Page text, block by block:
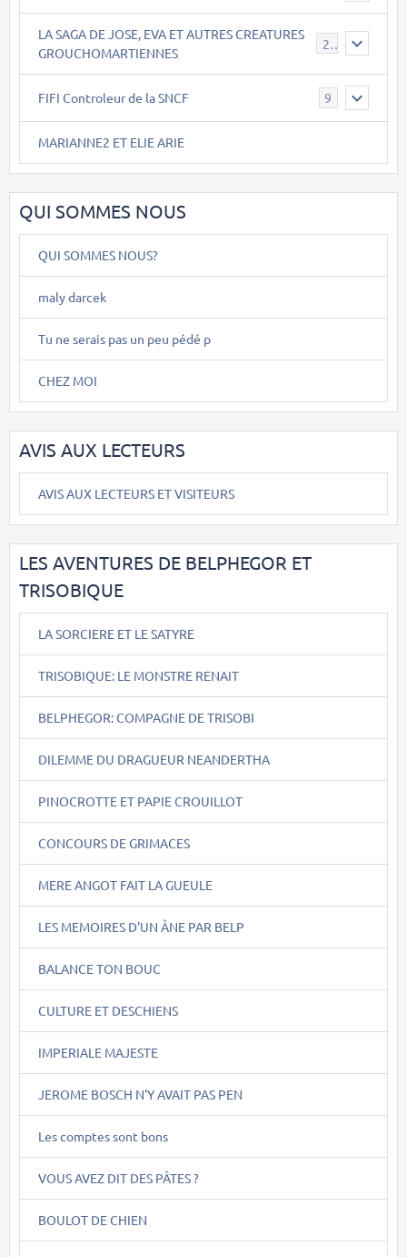
LA SAGA DE JOSE, EVA ET AUTRES CREATURES
GROUCHOMARTIENNES
26
FIFI Controleur de la SNCF 9
MARIANNE2 ET ELIE ARIE
QUI SOMMES NOUS
QUI SOMMES NOUS?
maly darcek
Tu ne serais pas un peu pédé p
CHEZ MOI
AVIS AUX LECTEURS
AVIS AUX LECTEURS ET VISITEURS
LES AVENTURES DE BELPHEGOR ET
TRISOBIQUE
LA SORCIERE ET LE SATYRE
TRISOBIQUE: LE MONSTRE RENAIT
BELPHEGOR: COMPAGNE DE TRISOBI
DILEMME DU DRAGUEUR NEANDERTHA
PINOCROTTE ET PAPIE CROUILLOT
CONCOURS DE GRIMACES
MERE ANGOT FAIT LA GUEULE
LES MEMOIRES D'UN ÂNE PAR BELP
BALANCE TON BOUC
CULTURE ET DESCHIENS
IMPERIALE MAJESTE
JEROME BOSCH N'Y AVAIT PAS PEN
Les comptes sont bons
VOUS AVEZ DIT DES PÂTES ?
BOULOT DE CHIEN